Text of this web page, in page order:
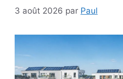
3 août 2026 par Paul